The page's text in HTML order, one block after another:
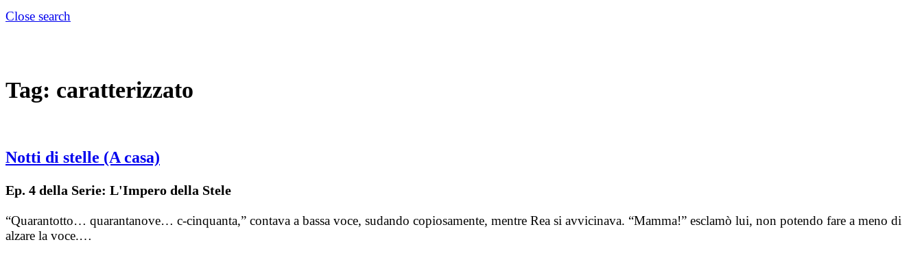
Close search
Tag: caratterizzato
Notti di stelle (A casa)
Ep. 4 della Serie: L'Impero della Stele
“Quarantotto… quarantanove… c-cinquanta,” contava a bassa voce, sudando copiosamente, mentre Rea si avvicinava. “Mamma!” esclamò lui, non potendo fare a meno di
alzare la voce.…